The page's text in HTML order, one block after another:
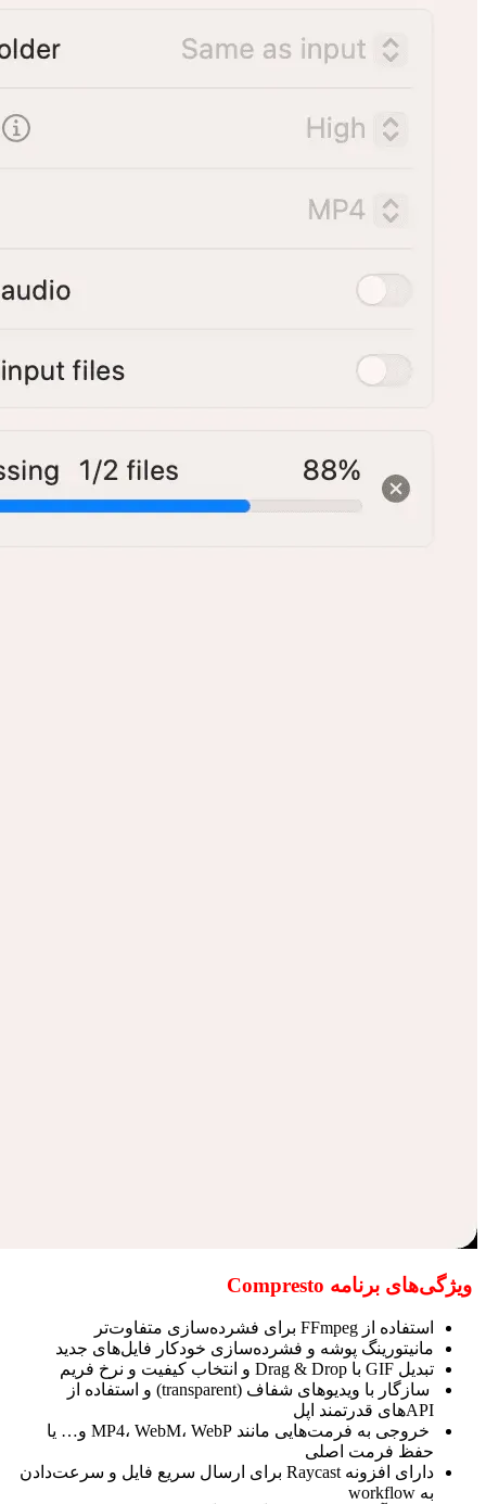
ویژگی‌های برنامه Compresto
استفاده از FFmpeg برای فشرده‌سازی متفاوت‌تر
مانیتورینگ پوشه و فشرده‌سازی خودکار فایل‌های جدید
تبدیل GIF با Drag & Drop و انتخاب کیفیت و نرخ فریم
سازگار با ویدیوهای شفاف (transparent) و استفاده از
APIهای قدرتمند اپل
خروجی به فرمت‌هایی مانند MP4، WebM، WebP و… یا
حفظ فرمت اصلی
دارای افزونه Raycast برای ارسال سریع فایل و سرعت‌دادن
به workflow